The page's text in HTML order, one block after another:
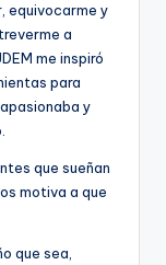
equivocarme y
a
me inspiró
para
y
que sueñan
motiva a que
que sea,